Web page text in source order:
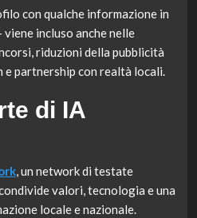
con qualche informazione in
incluso anche nelle
riduzioni della pubblicità
e partnership con realtà locali.
di IA
, un network di testate
valori, tecnologia e una
locale e nazionale.